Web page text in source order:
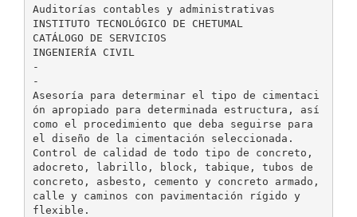
Auditorías contables y administrativas
INSTITUTO TECNOLÓGICO DE CHETUMAL
CATÁLOGO DE SERVICIOS
INGENIERÍA CIVIL
-
-
Asesoría para determinar el tipo de cimentaci
ón apropiado para determinada estructura, así
como el procedimiento que deba seguirse para
el diseño de la cimentación seleccionada.
Control de calidad de todo tipo de concreto,
adocreto, labrillo, block, tabique, tubos de
concreto, asbesto, cemento y concreto armado,
calle y caminos con pavimentación rígido y
flexible.